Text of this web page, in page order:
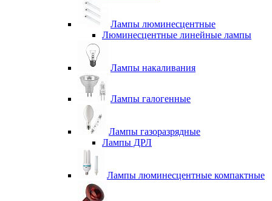
Лампы люминесцентные
Люминесцентные линейные лампы
Лампы накаливания
Лампы галогенные
Лампы газоразрядные
Лампы ДРЛ
Лампы люминесцентные компактные